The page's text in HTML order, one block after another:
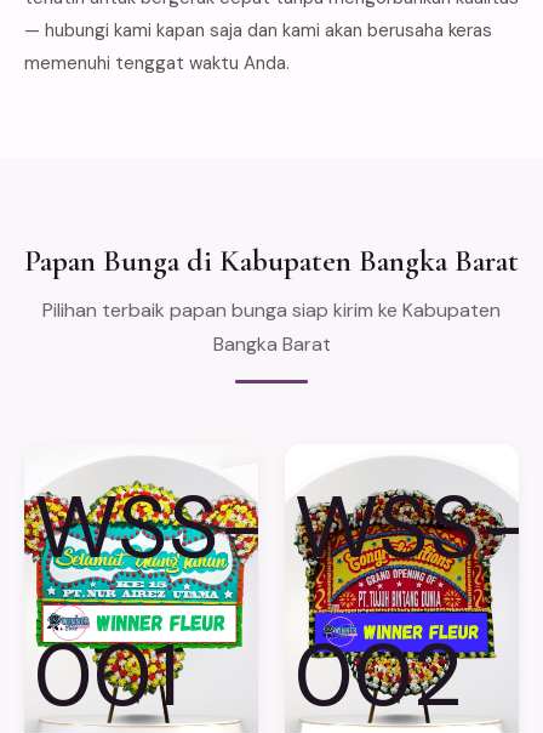
— hubungi kami kapan saja dan kami akan berusaha keras
memenuhi tenggat waktu Anda.
Papan Bunga di Kabupaten Bangka Barat
Pilihan terbaik papan bunga siap kirim ke Kabupaten
Bangka Barat
WSS-
001
WSS-
002